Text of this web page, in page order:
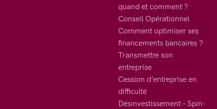
quand et comment ?
Conseil Opérationnel
Comment optimiser ses
financements bancaires ?
Transmettre son
entreprise
Cession d’entreprise en
difficulté
Désinvestissement – Spin-